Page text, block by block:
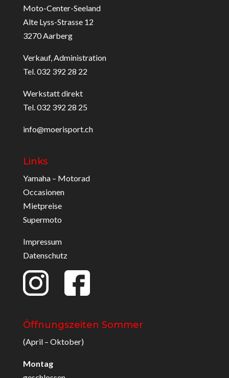
Moto-Center-Seeland
Alte Lyss-Strasse 12
3270 Aarberg
Verkauf, Administration
Tel. 032 392 28 22
Werkstatt direkt
Tel. 032 392 28 25
info@moerisport.ch
Links
Yamaha – Motorad
Occasionen
Mietpreise
Supermoto
Impressum
Datenschutz
Öffnungszeiten Sommer
(April – Oktober)
Montag